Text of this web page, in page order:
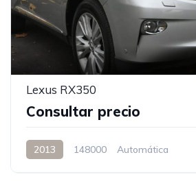
Lexus RX350
Consultar precio
2013 148000 Automática